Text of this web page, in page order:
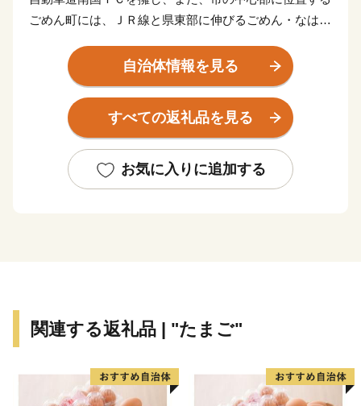
ごめん町には、ＪＲ線と県東部に伸びるごめん・なはり
面電車の始発駅「ごめん町駅」などがあり、土佐の旅の
玄関口として大きな役割を果たしています。
かつて土佐の国庁として栄えてきたこの街には、いに
しえの息吹を伝える多くの歴史遺産が点在し、土佐の稲
日本一の施設園芸野菜などが、豊かな食の実りを育んで
います。
自治体情報を見る
すべての返礼品を見る
お気に入りに追加する
関連する返礼品 | "たまご"